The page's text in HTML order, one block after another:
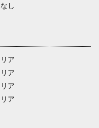
し
ア
ア
ア
ア